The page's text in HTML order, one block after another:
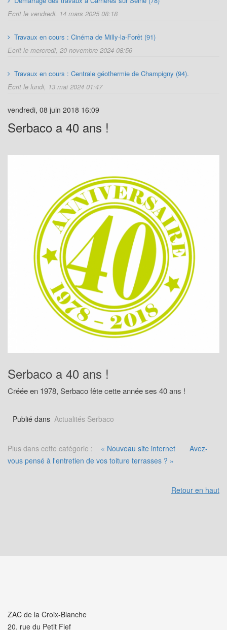
Ecrit le vendredi, 14 mars 2025 08:18
Travaux en cours : Cinéma de Milly-la-Forêt (91)
Ecrit le mercredi, 20 novembre 2024 08:56
Travaux en cours : Centrale géothermie de Champigny (94).
Ecrit le lundi, 13 mai 2024 01:47
vendredi, 08 juin 2018 16:09
Serbaco a 40 ans !
Serbaco a 40 ans !
Créée en 1978, Serbaco fête cette année ses 40 ans !
Publié dans Actualités Serbaco
Plus dans cette catégorie : « Nouveau site internet
Avez-
vous pensé à l'entretien de vos toiture terrasses ? »
Retour en haut
ZAC de la Croix-Blanche
20, rue du Petit Fief